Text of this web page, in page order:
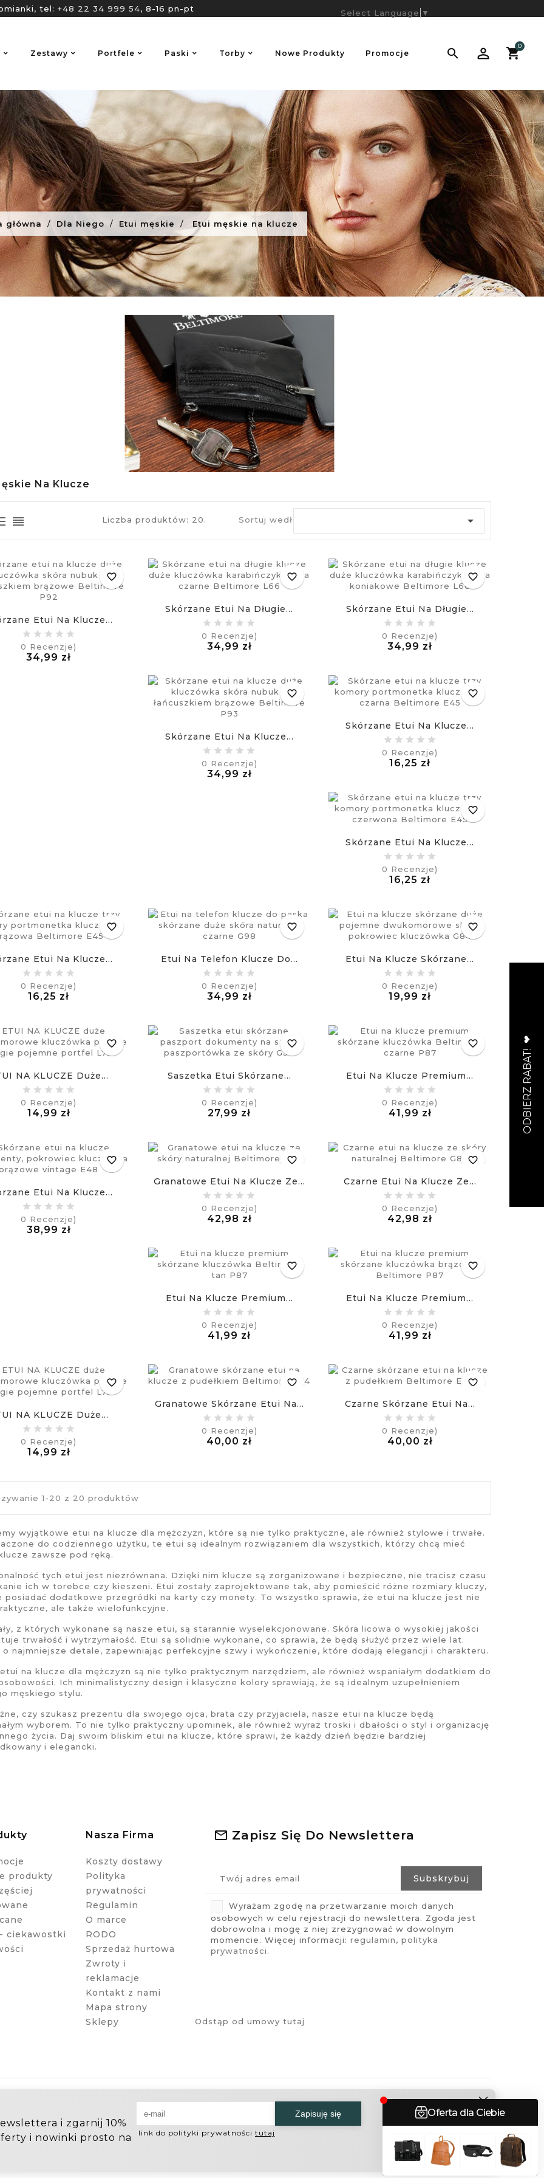
tel: +48 22 34 999 54, 8-16 pn-pt
0

Zestawy Portfele Paski Torby Nowe Produkty Promocje
Select Language ▼
główna Dla Niego Etui męskie Etui męskie na klucze
Na Klucze
Liczba produktów: 20. Sortuj według: 
favorite_border
Etui Na Klucze...
0 Recenzje)
34,99 zł
favorite_border
Skórzane Etui Na Długie...
0 Recenzje)
34,99 złCena
favorite_border
Skórzane Etui Na Długie...
0 Recenzje)
34,99 zł
favorite_border
Skórzane Etui Na Klucze...
0 Recenzje)
34,99 złCena
favorite_border
Skórzane Etui Na Klucze...
0 Recenzje)
16,25 zł
favorite_border
Skórzane Etui Na Klucze...
0 Recenzje)
16,25 zł
favorite_border
Etui Na Klucze...
0 Recenzje)
16,25 zł
favorite_border
Etui Na Telefon Klucze Do...
0 Recenzje)
34,99 złCena
favorite_border
Etui Na Klucze Skórzane...
0 Recenzje)
19,99 zł
favorite_border
NA KLUCZE Duże...
0 Recenzje)
14,99 złCena
favorite_border
Saszetka Etui Skórzane...
0 Recenzje)
27,99 zł
favorite_border
Etui Na Klucze Premium...
0 Recenzje)
41,99 złCena
favorite_border
Etui Na Klucze...
0 Recenzje)
38,99 złCena
favorite_border
Granatowe Etui Na Klucze Ze...
0 Recenzje)
42,98 złCena
favorite_border
Czarne Etui Na Klucze Ze...
0 Recenzje)
42,98 zł
favorite_border
Etui Na Klucze Premium...
0 Recenzje)
41,99 zł
favorite_border
Etui Na Klucze Premium...
0 Recenzje)
41,99 złCena
favorite_border
NA KLUCZE Duże...
0 Recenzje)
14,99 złCena
favorite_border
Granatowe Skórzane Etui Na...
0 Recenzje)
40,00 zł
favorite_border
Czarne Skórzane Etui Na...
0 Recenzje)
40,00 złCena
1-20 z 20 produktów
wyjątkowe etui na klucze dla mężczyzn, które są nie tylko praktyczne, ale również stylowe i trwałe.
do codziennego użytku, te etui są idealnym rozwiązaniem dla wszystkich, którzy chcą mieć
zawsze pod ręką.
tych etui jest niezrównana. Dzięki nim klucze są zorganizowane i bezpieczne, nie tracisz czasu
ich w torebce czy kieszeni. Etui zostały zaprojektowane tak, aby pomieścić różne rozmiary kluczy,
posiadać dodatkowe przegródki na karty czy monety. To wszystko sprawia, że etui na klucze jest nie
ale także wielofunkcyjne.
z których wykonane są nasze etui, są starannie wyselekcjonowane. Skóra licowa o wysokiej jakości
trwałość i wytrzymałość. Etui są solidnie wykonane, co sprawia, że będą służyć przez wiele lat.
o najmniejsze detale, zapewniając perfekcyjne szwy i wykończenie, które dodają elegancji i charakteru.
etui na klucze dla mężczyzn są nie tylko praktycznym narzędziem, ale również wspaniałym dodatkiem do
Ich minimalistyczny design i klasyczne kolory sprawiają, że są idealnym uzupełnieniem
męskiego stylu.
czy szukasz prezentu dla swojego ojca, brata czy przyjaciela, nasze etui na klucze będą
wyborem. To nie tylko praktyczny upominek, ale również wyraz troski i dbałości o styl i organizację
życia. Daj swoim bliskim etui na klucze, które sprawi, że każdy dzień będzie bardziej
i elegancki.
Zapisz Się Do Newslettera
Wyrażam zgodę na przetwarzanie moich danych
osobowych w celu rejestracji do newslettera. Zgoda jest
dobrowolna i mogę z niej zrezygnować w dowolnym
momencie. Więcej informacji: regulamin, polityka
prywatności.
produkty
ciekawostki
Nasza Firma
Koszty dostawy
Polityka
prywatności
Regulamin
O marce
RODO
Sprzedaż hurtowa
Zwroty i
reklamacje
Kontakt z nami
Mapa strony
Sklepy
Odstąp od umowy tutaj